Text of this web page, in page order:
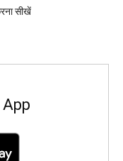
सीखें